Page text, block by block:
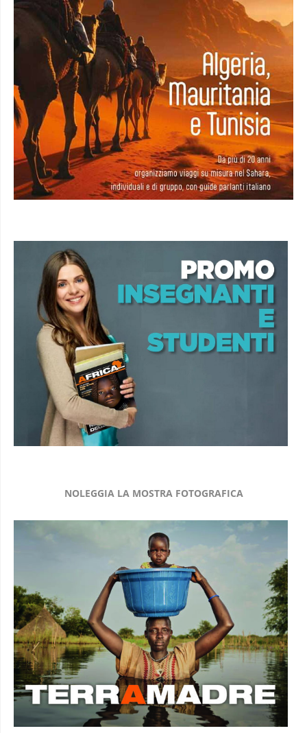
NOLEGGIA LA MOSTRA FOTOGRAFICA